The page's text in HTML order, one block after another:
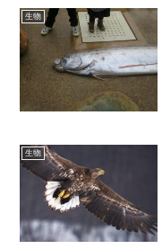
生物
生物